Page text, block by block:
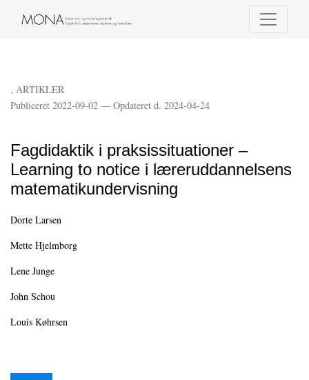
Fagdidaktik i praksissituationer – Learning to notice i læreruddannelsens
, ARTIKLER
Fagdidaktik i praksissituationer –
Learning to notice i læreruddannelsens
matematikundervisning
Publiceret 2022-09-02 — Opdateret d. 2024-04-24
Dorte Larsen
Mette Hjelmborg
Lene Junge
John Schou
Louis Køhrsen